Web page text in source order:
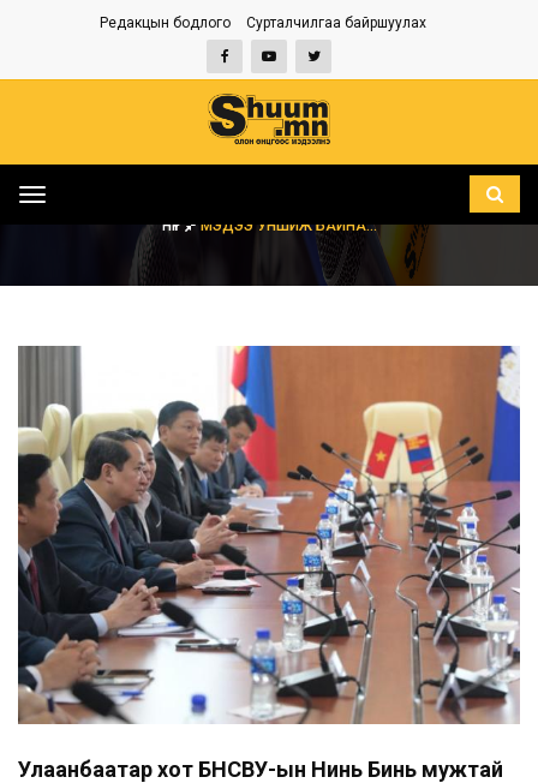
Редакцын бодлого Сурталчилгаа байршуулах
Toggle
НҮҮР МЭДЭЭ УНШИЖ БАЙНА...
Улаанбаатар хот БНСВУ-ын Нинь Бинь мужтай